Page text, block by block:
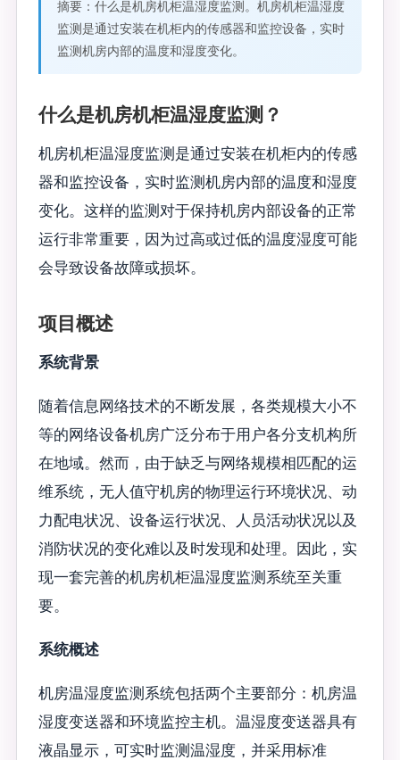
摘要：什么是机房机柜温湿度监测。机房机柜温湿度
监测是通过安装在机柜内的传感器和监控设备，实时
监测机房内部的温度和湿度变化。
什么是机房机柜温湿度监测？
机房机柜温湿度监测是通过安装在机柜内的传感
器和监控设备，实时监测机房内部的温度和湿度
变化。这样的监测对于保持机房内部设备的正常
运行非常重要，因为过高或过低的温度湿度可能
会导致设备故障或损坏。
项目概述
系统背景
随着信息网络技术的不断发展，各类规模大小不
等的网络设备机房广泛分布于用户各分支机构所
在地域。然而，由于缺乏与网络规模相匹配的运
维系统，无人值守机房的物理运行环境状况、动
力配电状况、设备运行状况、人员活动状况以及
消防状况的变化难以及时发现和处理。因此，实
现一套完善的机房机柜温湿度监测系统至关重
要。
系统概述
机房温湿度监测系统包括两个主要部分：机房温
湿度变送器和环境监控主机。温湿度变送器具有
液晶显示，可实时监测温湿度，并采用标准